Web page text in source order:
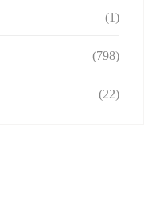
(1)
(798)
(22)